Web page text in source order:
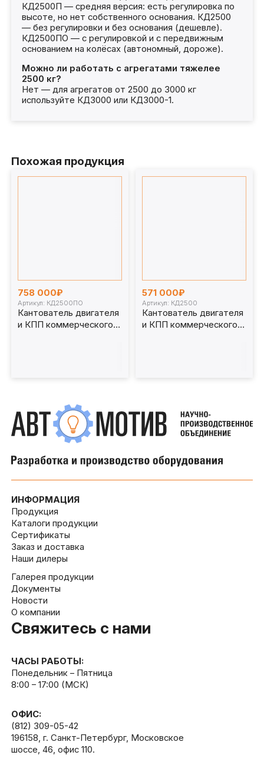
КД2500П — средняя версия: есть регулировка по
высоте, но нет собственного основания. КД2500
— без регулировки и без основания (дешевле).
КД2500ПО — с регулировкой и с передвижным
основанием на колёсах (автономный, дороже).
Можно ли работать с агрегатами тяжелее
2500 кг?
Нет — для агрегатов от 2500 до 3000 кг
используйте КД3000 или КД3000-1.
Похожая продукция
758 000₽
Артикул: КД2500ПО
Кантователь двигателя
и КПП коммерческого
571 000₽
Артикул: КД2500
Кантователь двигателя
и КПП коммерческого
ИНФОРМАЦИЯ
Продукция
Каталоги продукции
Сертификаты
Заказ и доставка
Наши дилеры
Галерея продукции
Документы
Новости
О компании
Свяжитесь с нами
ЧАСЫ РАБОТЫ:
Понедельник – Пятница
8:00 – 17:00 (МСК)
ОФИС:
(812) 309-05-42
196158, г. Санкт-Петербург, Московское
шоссе, 46, офис 110.